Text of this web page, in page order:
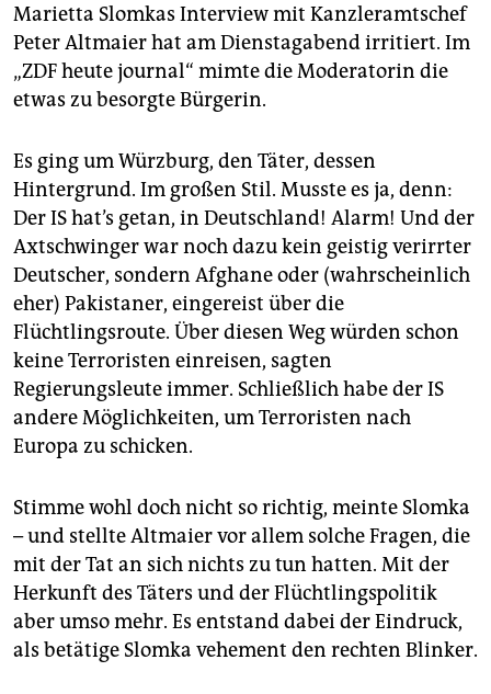
unterstützen
abo
epaper login
Marietta Slomkas Interview mit Kanzleramtschef
Peter Altmaier hat am Dienstagabend irritiert. Im
„ZDF heute journal“ mimte die Moderatorin die
etwas zu besorgte Bürgerin.
Es ging um Würzburg, den Täter, dessen
Hintergrund. Im großen Stil. Musste es ja, denn:
Der IS hat’s getan, in Deutschland! Alarm! Und der
Axtschwinger war noch dazu kein geistig verirrter
Deutscher, sondern Afghane oder (wahrscheinlich
eher) Pakistaner, eingereist über die
Flüchtlingsroute. Über diesen Weg würden schon
keine Terroristen einreisen, sagten
Regierungsleute immer. Schließlich habe der IS
andere Möglichkeiten, um Terroristen nach
Europa zu schicken.
Stimme wohl doch nicht so richtig, meinte Slomka
– und stellte Altmaier vor allem solche Fragen, die
mit der Tat an sich nichts zu tun hatten. Mit der
Herkunft des Täters und der Flüchtlingspolitik
aber umso mehr. Es entstand dabei der Eindruck,
als betätige Slomka vehement den rechten Blinker.